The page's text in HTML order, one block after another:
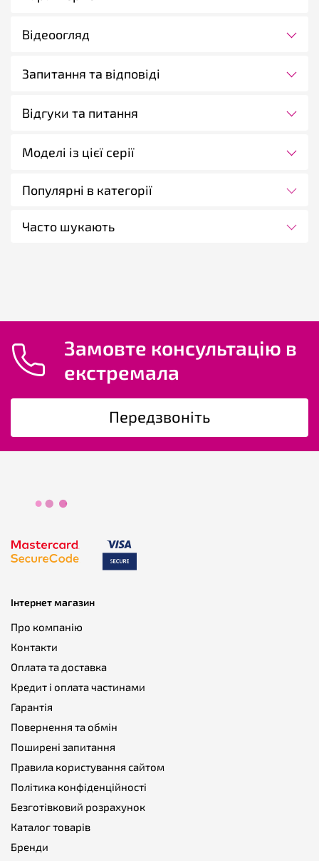
Відеоогляд
Запитання та відповіді
Відгуки та питання
Моделі із цієї серії
Популярні в категорії
Часто шукають
Замовте консультацію в
екстремала
Передзвоніть
Інтернет магазин
Про компанію
Контакти
Оплата та доставка
Кредит і оплата частинами
Гарантія
Повернення та обмін
Поширені запитання
Правила користування сайтом
Політика конфіденційності
Безготівковий розрахунок
Каталог товарів
Бренди